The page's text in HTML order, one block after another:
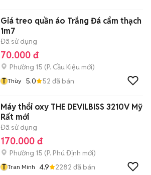
Giá treo quần áo Trắng Đá cẩm thạch
1m7
Đã sử dụng
70.000 đ
Phường 15 (P. Cầu Kiệu mới)
T Thùy 5.0 52 đã bán
Máy thổi oxy THE DEVILBISS 3210V Mỹ
Rất mới
Đã sử dụng
170.000 đ
Phường 15 (P. Phú Định mới)
T Tran Minh 4.9 2282 đã bán